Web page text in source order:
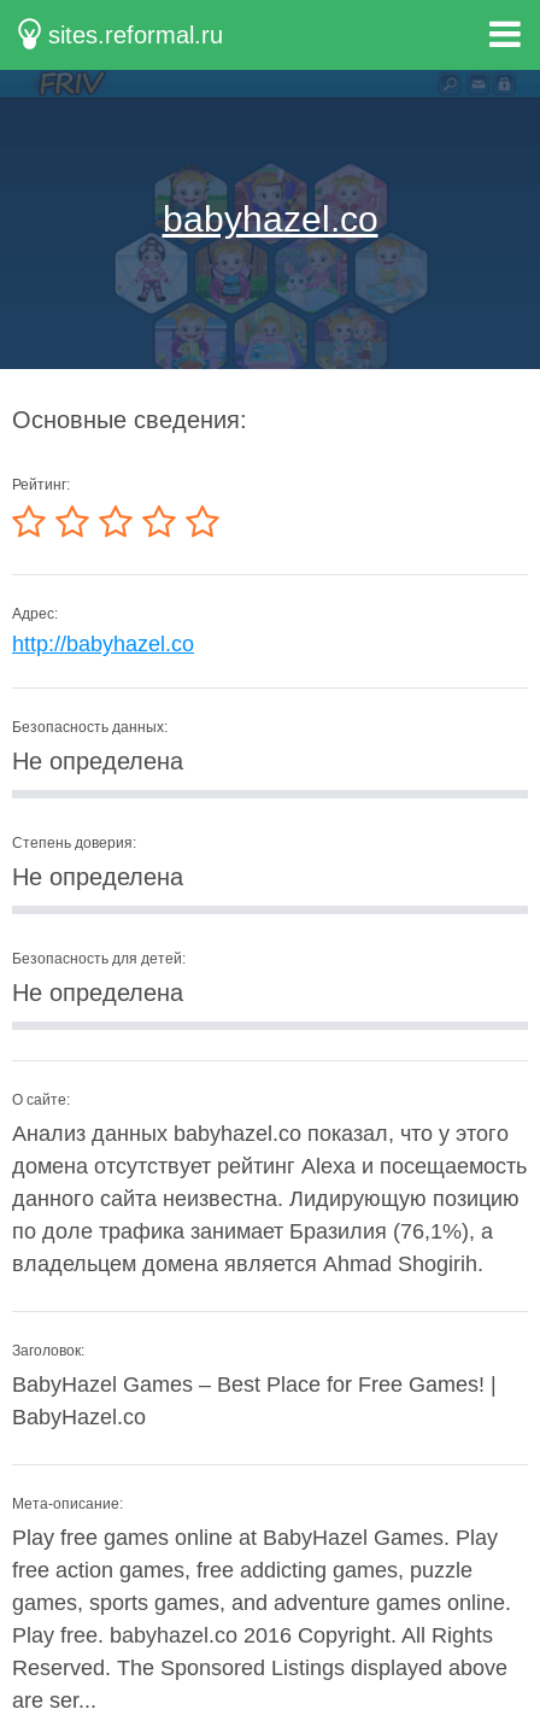
sites.reformal.ru
babyhazel.co
Основные сведения:
Рейтинг:
Адрес:
http://babyhazel.co
Безопасность данных:
Не определена
Степень доверия:
Не определена
Безопасность для детей:
Не определена
О сайте:
Анализ данных babyhazel.co показал, что у этого
домена отсутствует рейтинг Alexa и посещаемость
данного сайта неизвестна. Лидирующую позицию
по доле трафика занимает Бразилия (76,1%), а
владельцем домена является Ahmad Shogirih.
Заголовок:
BabyHazel Games – Best Place for Free Games! |
BabyHazel.co
Мета-описание:
Play free games online at BabyHazel Games. Play
free action games, free addicting games, puzzle
games, sports games, and adventure games online.
Play free. babyhazel.co 2016 Copyright. All Rights
Reserved. The Sponsored Listings displayed above
are ser...